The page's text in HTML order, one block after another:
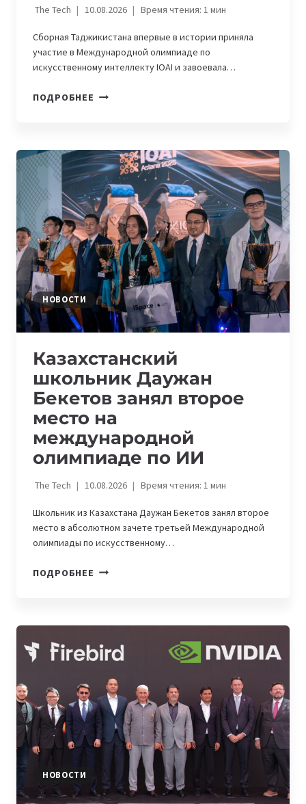
The Tech 10.08.2026 Время чтения: 1мин
Сборная Таджикистана впервые в истории приняла
участие в Международной олимпиаде по
искусственному интеллекту IOAI и завоевала…
ПОДРОБНЕЕ СБОРНАЯ
ИСТОРИИ
ЗАВОЕВАЛА
МЕДАЛЬ
НА
МЕЖДУНАРОДНОЙ
ОЛИМПИАДЕ
ПО
ИИ
НОВОСТИ
Казахстанский
школьник Даужан
Бекетов занял второе
место на
международной
олимпиаде по ИИ
The Tech 10.08.2026 Время чтения: 1мин
Школьник из Казахстана Даужан Бекетов занял второе
место в абсолютном зачете третьей Международной
олимпиады по искусственному…
ПОДРОБНЕЕ КАЗАХСТАНСКИЙ
ВТОРОЕ
МЕСТО
МЕЖДУНАРОДНОЙ
ОЛИМПИАДЕ
ПО
ИИ
НОВОСТИ